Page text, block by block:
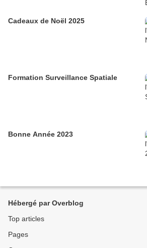
Cadeaux de Noël 2025
Formation Surveillance Spatiale
Bonne Année 2023
Hébergé par Overblog
Top articles
Pages